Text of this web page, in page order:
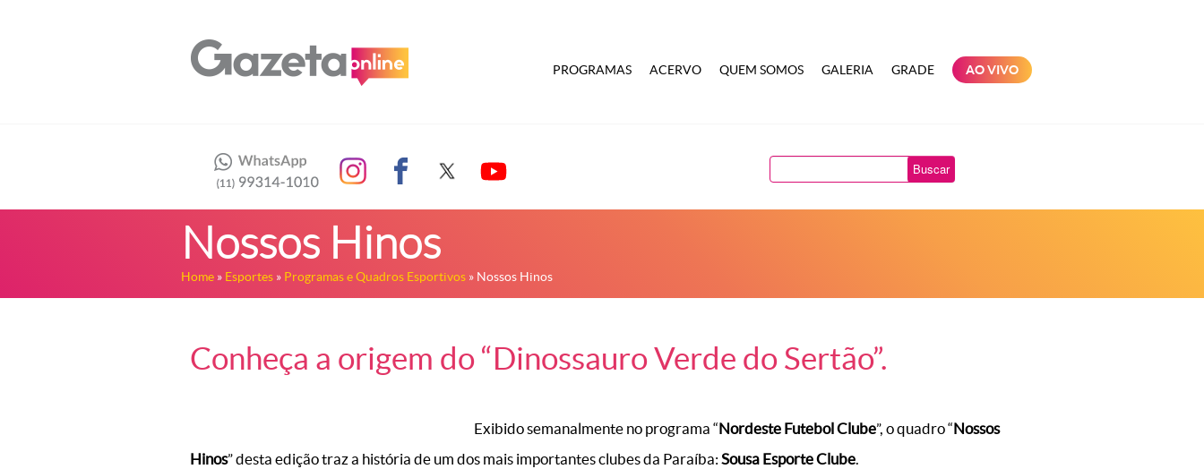
PROGRAMAS ACERVO QUEM SOMOS GALERIA GRADE AO VIVO
Buscar
Nossos Hinos
Home » Esportes » Programas e Quadros Esportivos » Nossos Hinos
Conheça a origem do “Dinossauro Verde do Sertão”.
Exibido semanalmente no programa “Nordeste Futebol Clube”, o quadro “Nossos
Hinos” desta edição traz a história de um dos mais importantes clubes da Paraíba: Sousa Esporte Clube.